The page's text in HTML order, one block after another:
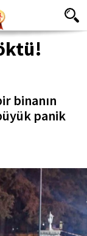
binanın
panik